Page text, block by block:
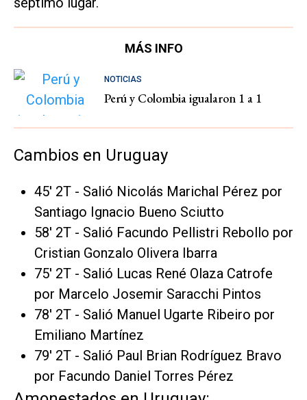
MÁS INFO
NOTICIAS
Perú y Colombia igualaron 1 a 1
Cambios en Uruguay
45' 2T - Salió Nicolás Marichal Pérez por
Santiago Ignacio Bueno Sciutto
58' 2T - Salió Facundo Pellistri Rebollo por
Cristian Gonzalo Olivera Ibarra
75' 2T - Salió Lucas René Olaza Catrofe
por Marcelo Josemir Saracchi Pintos
78' 2T - Salió Manuel Ugarte Ribeiro por
Emiliano Martínez
79' 2T - Salió Paul Brian Rodríguez Bravo
por Facundo Daniel Torres Pérez